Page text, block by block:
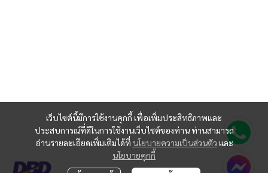
เว็บไซต์นี้มีการใช้งานคุกกี้ เพื่อเพิ่มประสิทธิภาพและ
ประสบการณ์ที่ดีในการใช้งานเว็บไซต์ของท่าน ท่านสามารถ
อ่านรายละเอียดเพิ่มเติมได้ที่ นโยบายความเป็นส่วนตัว และ
นโยบายคุกกี้